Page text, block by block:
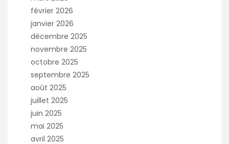
février 2026
janvier 2026
décembre 2025
novembre 2025
octobre 2025
septembre 2025
août 2025
juillet 2025
juin 2025
mai 2025
avril 2025